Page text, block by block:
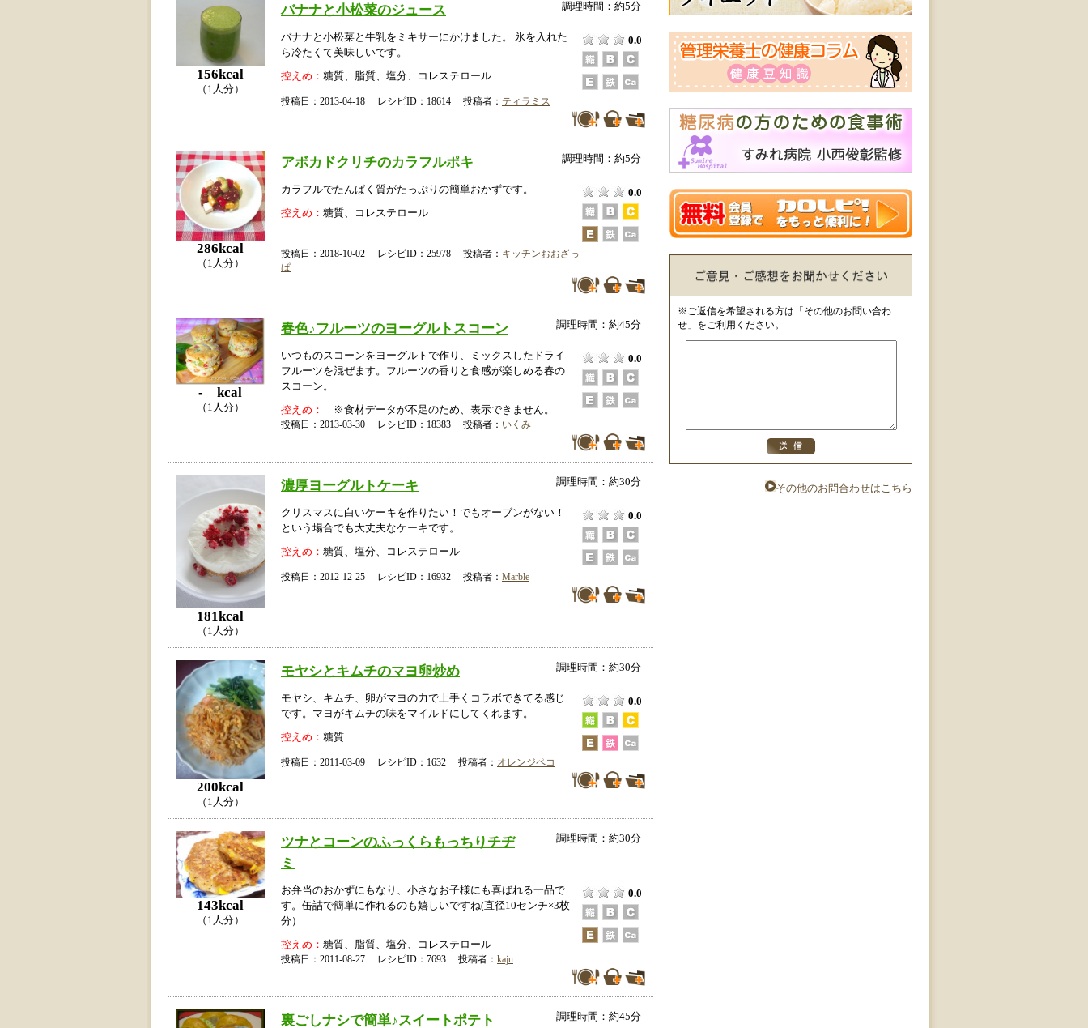
156kcal
（1人分）
バナナと小松菜のジュース 調理時間：約5分
バナナと小松菜と牛乳をミキサーにかけました。 氷を入れた
ら冷たくて美味しいです。
0.0
控えめ： 糖質、脂質、塩分、コレステロール
投稿日：2013-04-18 レシピID：18614 投稿者： ティラミス
286kcal
（1人分）
アボカドクリチのカラフルポキ 調理時間：約5分
カラフルでたんぱく質がたっぷりの簡単おかずです。
0.0
控えめ： 糖質、コレステロール
投稿日：2018-10-02 レシピID：25978 投稿者： キッチンおおざっ
ぱ
- kcal
（1人分）
春色♪フルーツのヨーグルトスコーン 調理時間：約45分
いつものスコーンをヨーグルトで作り、ミックスしたドライ
フルーツを混ぜます。フルーツの香りと食感が楽しめる春の
スコーン。
0.0
控えめ： ※食材データが不足のため、表示できません。
投稿日：2013-03-30 レシピID：18383 投稿者： いくみ
181kcal
（1人分）
濃厚ヨーグルトケーキ 調理時間：約30分
クリスマスに白いケーキを作りたい！でもオーブンがない！
という場合でも大丈夫なケーキです。
0.0
控えめ： 糖質、塩分、コレステロール
投稿日：2012-12-25 レシピID：16932 投稿者： Marble
200kcal
（1人分）
モヤシとキムチのマヨ卵炒め 調理時間：約30分
モヤシ、キムチ、卵がマヨの力で上手くコラボできてる感じ
です。マヨがキムチの味をマイルドにしてくれます。
0.0
控えめ： 糖質
投稿日：2011-03-09 レシピID：1632 投稿者： オレンジペコ
143kcal
（1人分）
ツナとコーンのふっくらもっちりチヂ
ミ
調理時間：約30分
お弁当のおかずにもなり、小さなお子様にも喜ばれる一品で
す。缶詰で簡単に作れるのも嬉しいですね(直径10センチ×3枚
分）
0.0
控えめ： 糖質、脂質、塩分、コレステロール
投稿日：2011-08-27 レシピID：7693 投稿者： kaju
裏ごしナシで簡単♪スイートポテト 調理時間：約45分
※ご返信を希望される方は「その他のお問い合わ
せ」をご利用ください。
その他のお問合わせはこちら